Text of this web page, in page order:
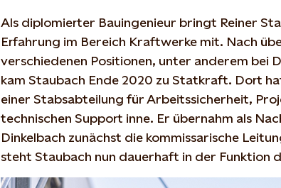
Als diplomierter Bauingenieur bringt Reiner
Erfahrung im Bereich Kraftwerke mit. Nach
verschiedenen Positionen, unter anderem bei
kam Staubach Ende 2020 zu Statkraft. Dort
einer Stabsabteilung für Arbeitssicherheit,
technischen Support inne. Er übernahm als
Dinkelbach zunächst die kommissarische
steht Staubach nun dauerhaft in der Funktion